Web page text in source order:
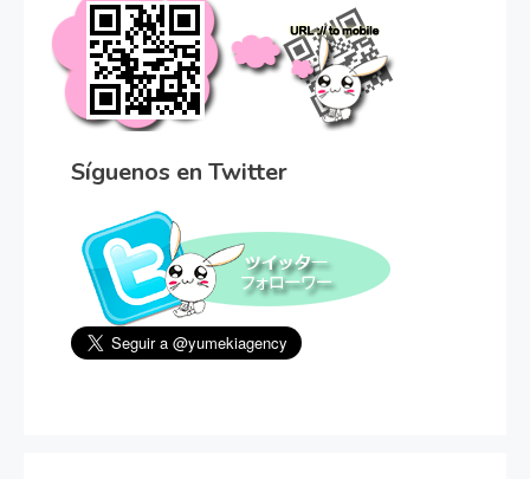
Síguenos en Twitter